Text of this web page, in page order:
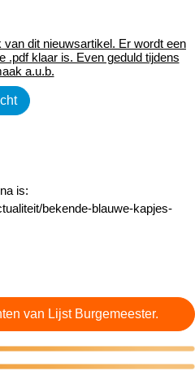
dit nieuwsartikel. Er wordt een
.pdf klaar is. Even geduld tijdens
a.u.b.
is:
bekende-blauwe-kapjes-
van Lijst Burgemeester.